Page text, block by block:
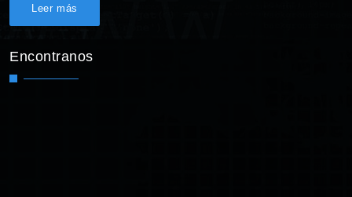
Leer más
Encontranos